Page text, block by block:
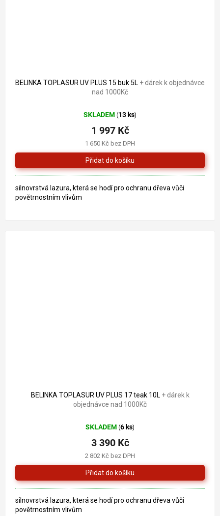
BELINKA TOPLASUR UV PLUS 15 buk 5L + dárek k objednávce
nad 1000Kč
SKLADEM (13 ks)
1 650 Kč bez DPH
1 997 Kč
silnovrstvá lazura, která se hodí pro ochranu dřeva vůči
povětrnostním vlivům
BELINKA TOPLASUR UV PLUS 17 teak 10L + dárek k
objednávce nad 1000Kč
SKLADEM (6 ks)
2 802 Kč bez DPH
3 390 Kč
silnovrstvá lazura, která se hodí pro ochranu dřeva vůči
povětrnostním vlivům